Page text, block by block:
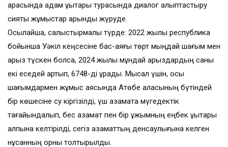
арасында адам құқықтары турасында диалог қалыптастыру
сияқты жұмыстар қарқынды жүруде.
Осылайша, салыстырмалы түрде: 2022 жылы республика
бойынша Уәкіл кеңсесіне бас-аяғы төрт мыңдай шағым мен
арыз түскен болса, 2024 жылы мұндай арыздардың саны
екі еседей артып, 6748-ді құрады. Мысал үшін, осы
шағымдармен жұмыс аясында Ақтөбе қаласының бүтіндей
бір көшесіне су кіргізілді, үш азаматқа мүгедектік
тағайындалып, бес азамат пен бір ұжымның еңбек құқықтары
қалпына келтірілді, сегіз азаматтың денсаулығына келген
нұқсанның орны толтырылды.